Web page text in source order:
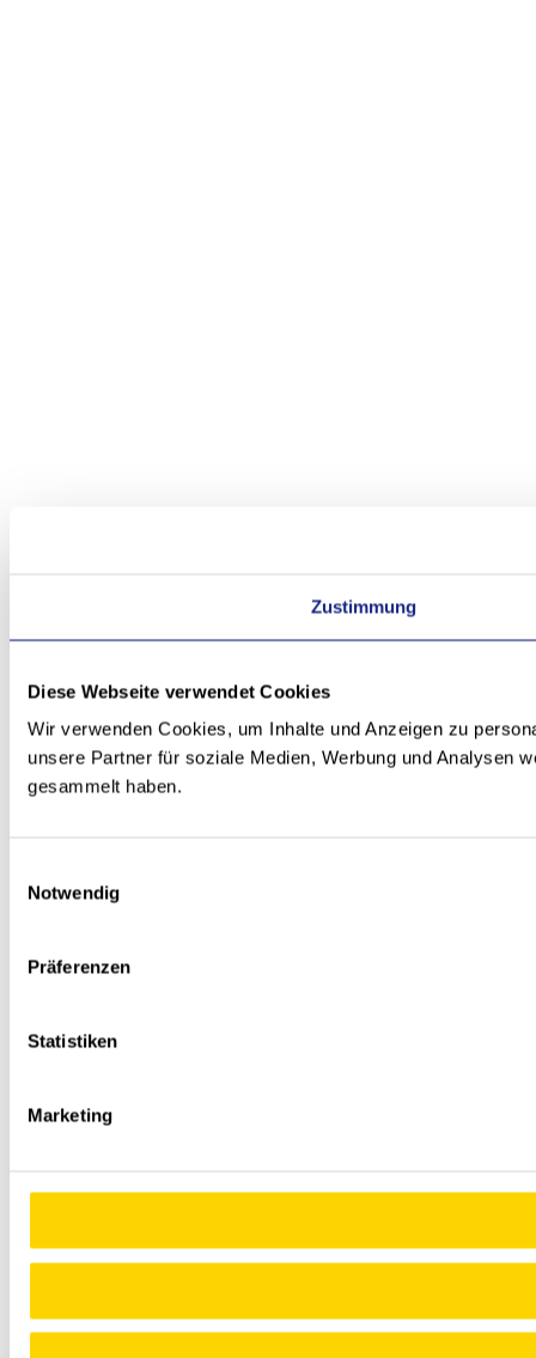
Zustimmung
Diese Webseite verwendet Cookies
Wir verwenden Cookies, um Inhalte und Anzeigen zu
unsere Partner für soziale Medien, Werbung und Analysen
gesammelt haben.
Notwendig
Präferenzen
Statistiken
Marketing